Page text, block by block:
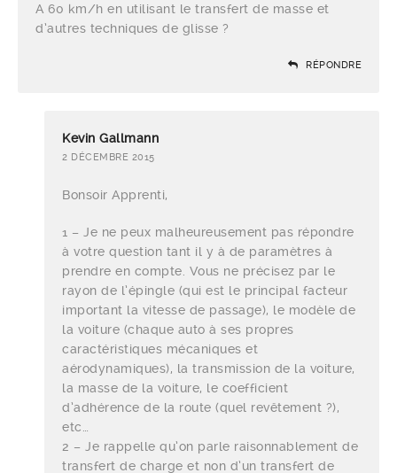
A 60 km/h en utilisant le transfert de masse et
d’autres techniques de glisse ?
RÉPONDRE
Kevin Gallmann
2 DÉCEMBRE 2015
Bonsoir Apprenti,
1 – Je ne peux malheureusement pas répondre
à votre question tant il y à de paramètres à
prendre en compte. Vous ne précisez par le
rayon de l’épingle (qui est le principal facteur
important la vitesse de passage), le modèle de
la voiture (chaque auto à ses propres
caractéristiques mécaniques et
aérodynamiques), la transmission de la voiture,
la masse de la voiture, le coefficient
d’adhérence de la route (quel revêtement ?),
etc…
2 – Je rappelle qu’on parle raisonnablement de
transfert de charge et non d’un transfert de